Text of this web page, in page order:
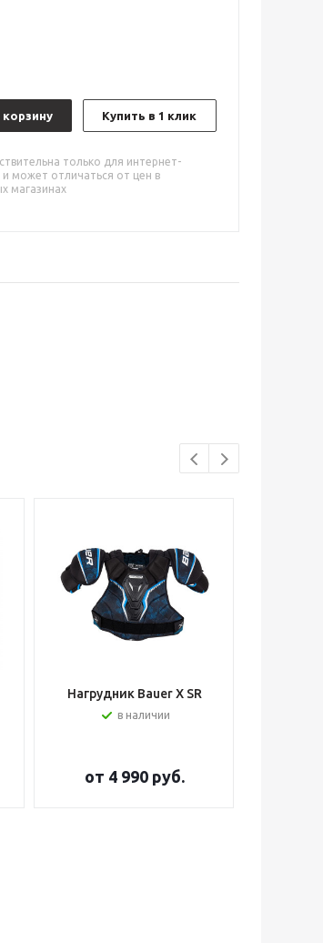
корзину Купить в 1 клик
только для интернет-
и может отличаться от цен в
магазинах
Нагрудник Bauer X SR
в наличии
от 4 990 руб.